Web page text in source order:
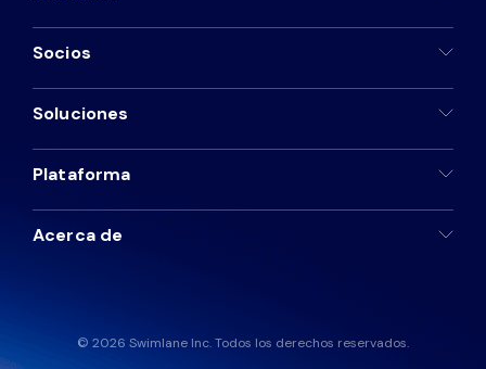
© 2026 Swimlane Inc. Todos los derechos reservados.
Socios
Soluciones
Plataforma
Acerca de